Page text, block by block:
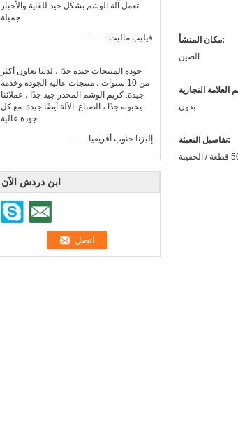
تعمل آلة الوشم بشكل جيد للغاية والأحبار
جميلة
—— فيليب ماليت
جودة المنتجات جيدة جدًا ، لدينا تعاون أكثر
من 10 سنوات ، منتجات عالية الجودة وخدمة
جيدة. كريم الوشم المخدر جيد جدًا ، عملائنا
يحبونه جدًا ، الصباغ. الآلة أيضًا جيدة. مع كل
جودة عالية.
—— إليزنا جنوب أفريقيا
ابن دردش الآن
مكان المنشأ:
الصين
بدون
تفاصيل التعبئة: